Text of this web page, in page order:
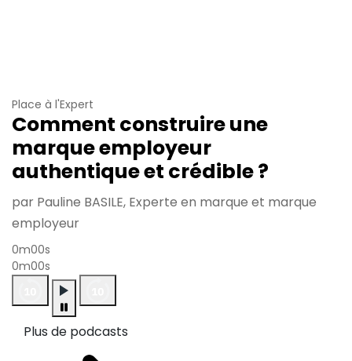
Place à l'Expert
Comment construire une
marque employeur
authentique et crédible ?
par Pauline BASILE, Experte en marque et marque
employeur
0m00s
0m00s
Plus de podcasts